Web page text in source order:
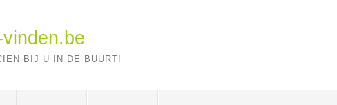
vinden.be
BIJ U IN DE BUURT!